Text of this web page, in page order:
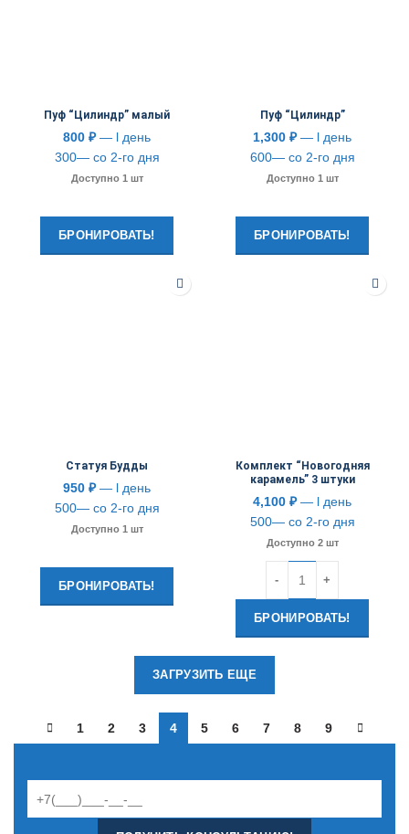
Пуф “Цилиндр” малый
800 ₽— l день
300— со 2-го дня
Доступно 1 шт
БРОНИРОВАТЬ!
Пуф “Цилиндр”
1,300 ₽— l день
600— со 2-го дня
Доступно 1 шт
БРОНИРОВАТЬ!
Статуя Будды
950 ₽— l день
500— со 2-го дня
Доступно 1 шт
БРОНИРОВАТЬ!
Комплект “Новогодняя
карамель” 3 штуки
4,100 ₽— l день
500— со 2-го дня
Доступно 2 шт
БРОНИРОВАТЬ!
ЗАГРУЗИТЬ ЕЩЕ
1 2 3 4 5 6 7 8 9